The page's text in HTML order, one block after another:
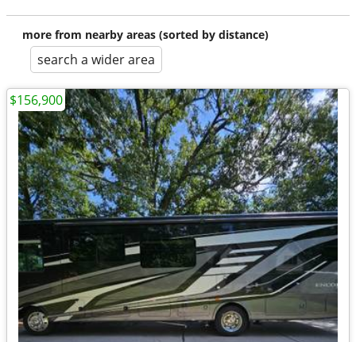
more from nearby areas (sorted by distance)
search a wider area
$156,900